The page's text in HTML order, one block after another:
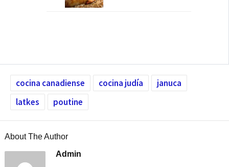
cocina canadiense cocina judía
januca
latkes
poutine
About The Author
Admin